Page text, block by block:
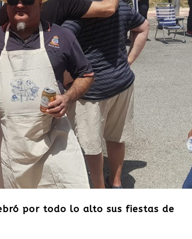
por todo lo alto sus fiestas de